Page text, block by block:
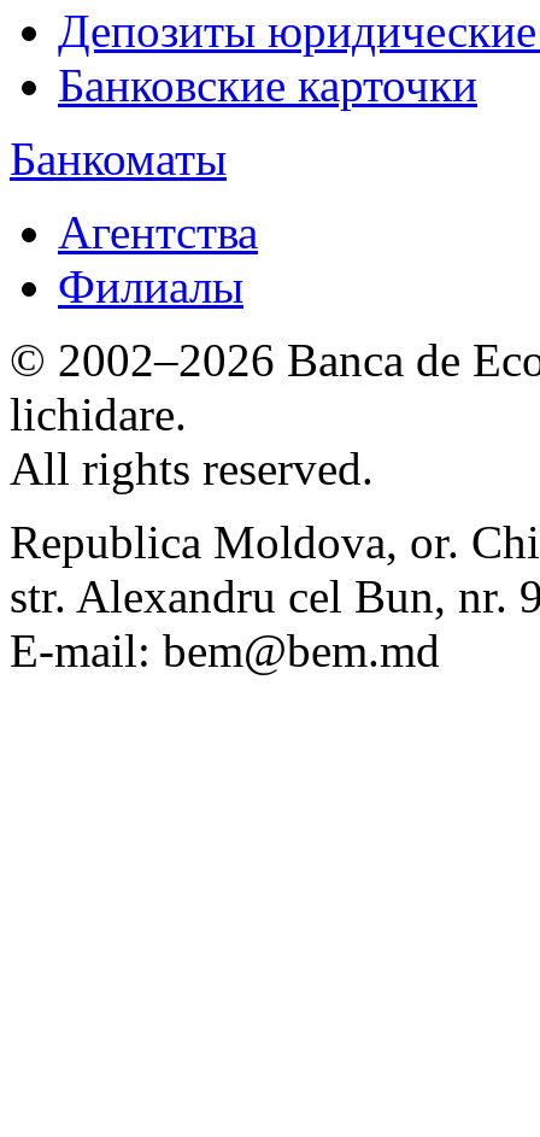
Депозиты
Банковские карточки
Банкоматы
Агентства
Филиалы
© 2002–2026 Banca de
lichidare.
All rights reserved.
Republica Moldova, or.
str. Alexandru cel Bun, nr.
E-mail: bem@bem.md